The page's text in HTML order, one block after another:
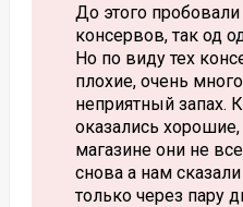
До этого
консервов, так од
Но по виду тех
плохие, очень
неприятный запах.
оказались
магазине они не
снова а нам
только через пару